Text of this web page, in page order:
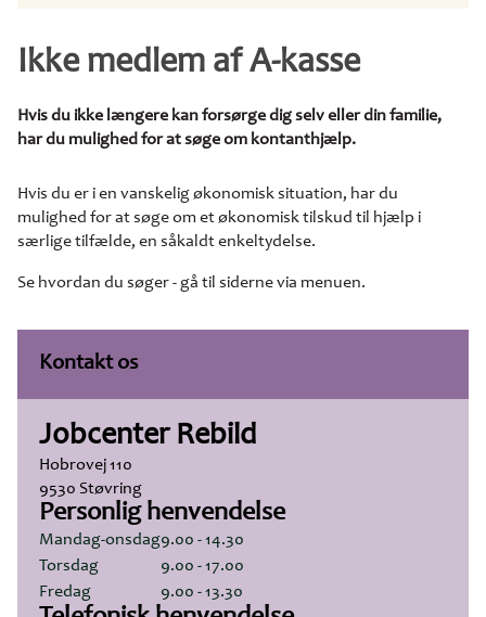
Ikke medlem af A-kasse
Hvis du ikke længere kan forsørge dig selv eller din familie,
har du mulighed for at søge om kontanthjælp.
Hvis du er i en vanskelig økonomisk situation, har du
mulighed for at søge om et økonomisk tilskud til hjælp i
særlige tilfælde, en såkaldt enkeltydelse.
Se hvordan du søger - gå til siderne via menuen.
Kontakt os
Jobcenter Rebild
Hobrovej 110
9530 Støvring
Personlig henvendelse
Mandag-onsdag9.00 - 14.30
Torsdag
9.00 - 17.00
Fredag
9.00 - 13.30